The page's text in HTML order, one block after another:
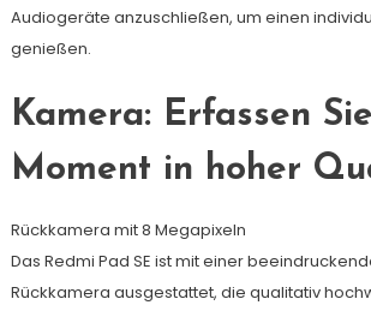
Audiogeräte anzuschließen, um einen
genießen.
Kamera: Erfassen
Moment in hoher
Rückkamera mit 8 Megapixeln
Das Redmi Pad SE ist mit einer
Rückkamera ausgestattet, die qualitativ